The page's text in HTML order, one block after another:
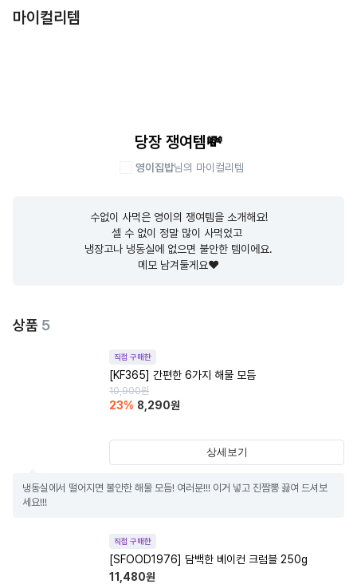
마이컬리템
당장 쟁여템💸
영이집밥님의 마이컬리템
수없이 사먹은 영이의 쟁여템을 소개해요!
셀 수 없이 정말 많이 사먹었고
냉장고나 냉동실에 없으면 불안한 템이에요.
메모 남겨둘게요❤️
상품 5
직접 구매한
[KF365] 간편한 6가지 해물 모듬
10,900원
23% 8,290원
상세보기
냉동실에서 떨어지면 불안한 해물 모듬! 여러분!!! 이거 넣고 진짬뽕 끓여 드셔보
세요!!!
직접 구매한
[SFOOD1976] 담백한 베이컨 크럼블 250g
11,480원